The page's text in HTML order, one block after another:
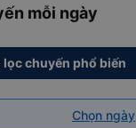
mỗi ngày
lọc chuyến phổ biến
Chọn ngày